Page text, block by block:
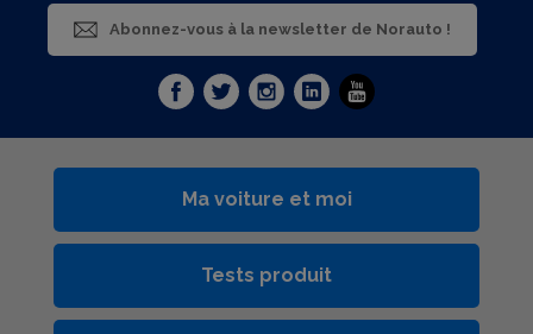
Abonnez-vous à la newsletter de Norauto !
Ma voiture et moi
Tests produit